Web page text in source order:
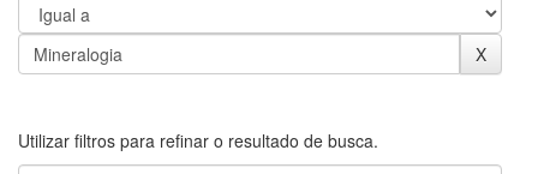
Utilizar filtros para refinar o resultado de busca.